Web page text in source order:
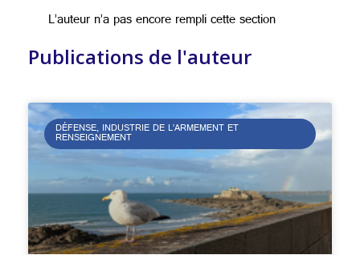
L’auteur n’a pas encore rempli cette section
Publications de l'auteur
DÉFENSE, INDUSTRIE DE L’ARMEMENT ET
RENSEIGNEMENT